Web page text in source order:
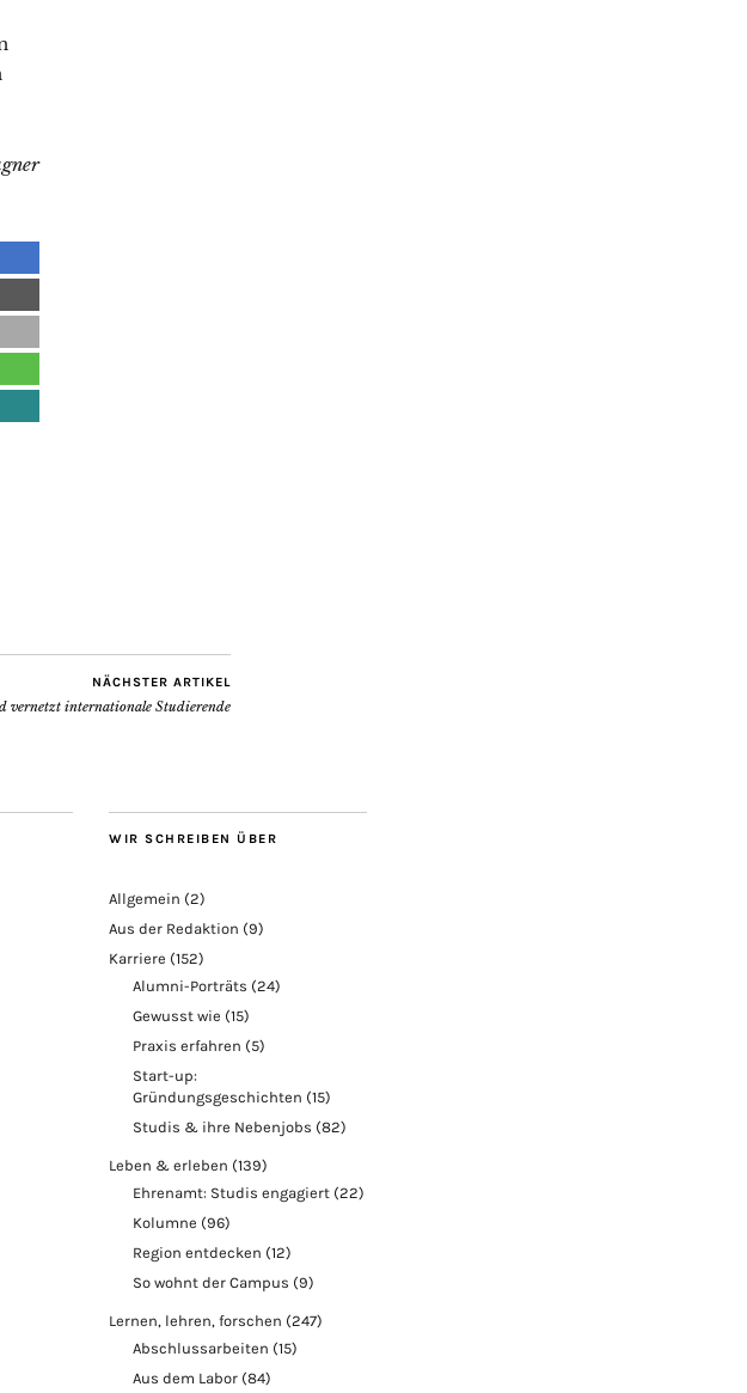
NÄCHSTER ARTIKEL
vernetzt internationale Studierende
WIR SCHREIBEN ÜBER
Allgemein (2)
Aus der Redaktion (9)
Karriere (152)
Alumni-Porträts (24)
Gewusst wie (15)
Praxis erfahren (5)
Start-up:
Gründungsgeschichten (15)
Studis & ihre Nebenjobs (82)
Leben & erleben (139)
Ehrenamt: Studis engagiert (22)
Kolumne (96)
Region entdecken (12)
So wohnt der Campus (9)
Lernen, lehren, forschen (247)
Abschlussarbeiten (15)
Aus dem Labor (84)